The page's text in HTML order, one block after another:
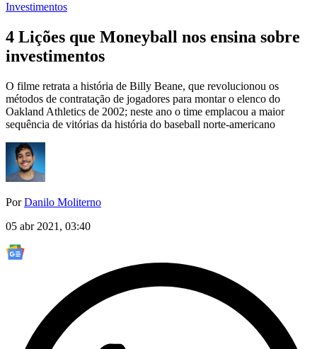
Investimentos
4 Lições que Moneyball nos ensina sobre
investimentos
O filme retrata a história de Billy Beane, que revolucionou os
métodos de contratação de jogadores para montar o elenco do
Oakland Athletics de 2002; neste ano o time emplacou a maior
sequência de vitórias da história do baseball norte-americano
PorDanilo Moliterno
05 abr 2021, 03:40